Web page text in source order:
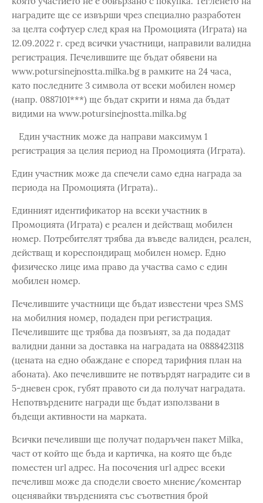
наградите ще се извърши чрез специално разработен
за целта софтуер след края на Промоцията (Играта) на
12.09.2022 г. сред всички участници, направили валидна
регистрация. Печелившите ще бъдат обявени на
www.potursinejnostta.milka.bg в рамките на 24 часа,
като последните 3 символа от всеки мобилен номер
(напр. 0887101***) ще бъдат скрити и няма да бъдат
видими на www.potursinejnostta.milka.bg
Един участник може да направи максимум 1
регистрация за целия период на Промоцията (Играта).
Един участник може да спечели само една награда за
периода на Промоцията (Играта)..
Единният идентификатор на всеки участник в
Промоцията (Играта) е реален и действащ мобилен
номер. Потребителят трябва да въведе валиден, реален,
действащ и кореспондиращ мобилен номер. Едно
физическо лице има право да участва само с един
мобилен номер.
Печелившите участници ще бъдат известени чрез SMS
на мобилния номер, подаден при регистрация.
Печелившите ще трябва да позвънят, за да подадат
валидни данни за доставка на наградата на 0888423118
(цената на едно обаждане е според тарифния план на
абоната). Ако печелившите не потвърдят наградите си в
5-дневен срок, губят правото си да получат наградата.
Непотвърдените награди ще бъдат използвани в
бъдещи активности на марката.
Всички печеливши ще получат подаръчен пакет Milka,
част от който ще бъда и картичка, на която ще бъде
поместен url адрес. На посочения url адрес всеки
печеливш може да сподели своето мнение/коментар
оценявайки твърденията със съответния брой